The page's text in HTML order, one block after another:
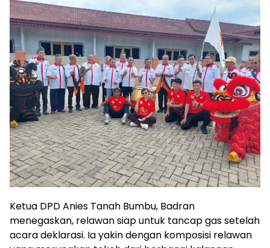
Ketua DPD Anies Tanah Bumbu, Badran
menegaskan, relawan siap untuk tancap gas setelah
acara deklarasi. Ia yakin dengan komposisi relawan